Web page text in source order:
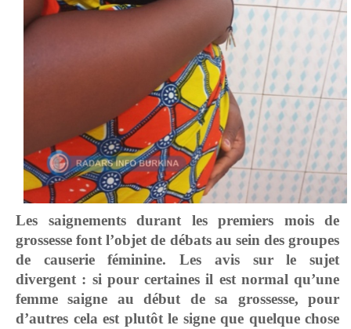
Les saignements durant les premiers mois de
grossesse font l’objet de débats au sein des groupes
de causerie féminine. Les avis sur le sujet
divergent : si pour certaines il est normal qu’une
femme saigne au début de sa grossesse, pour
d’autres cela est plutôt le signe que quelque chose